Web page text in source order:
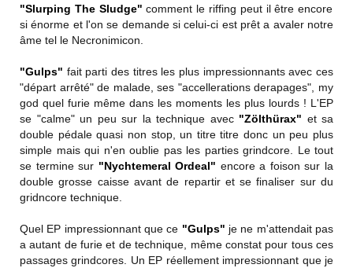
"Slurping The Sludge" comment le riffing peut il être encore
si énorme et l'on se demande si celui-ci est prêt a avaler notre
âme tel le Necronimicon.
"Gulps" fait parti des titres les plus impressionnants avec ces
"départ arrêté" de malade, ses "accellerations derapages", my
god quel furie même dans les moments les plus lourds ! L'EP
se "calme" un peu sur la technique avec "Zölthürax" et sa
double pédale quasi non stop, un titre titre donc un peu plus
simple mais qui n'en oublie pas les parties grindcore. Le tout
se termine sur "Nychtemeral Ordeal" encore a foison sur la
double grosse caisse avant de repartir et se finaliser sur du
gridncore technique.
Quel EP impressionnant que ce "Gulps" je ne m'attendait pas
a autant de furie et de technique, même constat pour tous ces
passages grindcores. Un EP réellement impressionnant que je